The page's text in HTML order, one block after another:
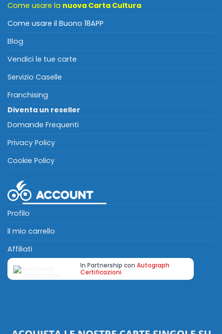
Come usare la nuova Carta Cultura
Come usare il Buono 18APP
Blog
Vendici le tue carte
Servizio Caselle
Franchising
Diventa un reseller
Domande Frequenti
Privacy Policy
Cookie Policy
Profilo
Il mio carrello
Affiliati
In Partnership con Autograph
Certificazioni